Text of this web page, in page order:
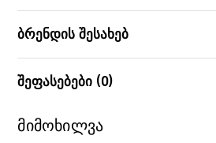
ბრენდის შესახებ
შეფასებები (0)
მიმოხილვა